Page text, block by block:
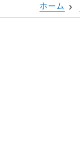
ホーム